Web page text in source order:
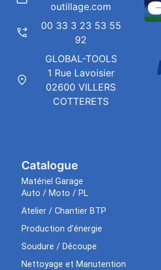
Catalogue
Matériel Garage
Auto / Moto / PL
Atelier / Chantier BTP
Production d’énergie
Soudure / Découpe
Nettoyage et Manutention
outillage.com
00 33 3 23 53 55
92
GLOBAL-TOOLS
1 Rue Lavoisier
02600 VILLERS
COTTERETS